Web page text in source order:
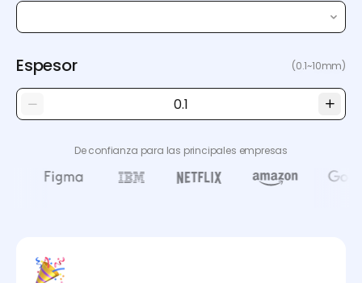
Espesor (0.1~10mm)
De confianza para las principales empresas